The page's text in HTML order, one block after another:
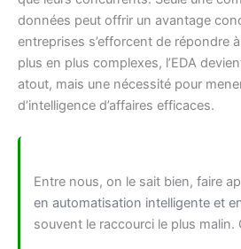
données peut offrir un avantage
entreprises s’efforcent de répondre
plus en plus complexes, l’EDA
atout, mais une nécessité pour
d’intelligence d’affaires efficaces.
Entre nous, on le sait bien, faire
en automatisation intelligente et
souvent le raccourci le plus malin.